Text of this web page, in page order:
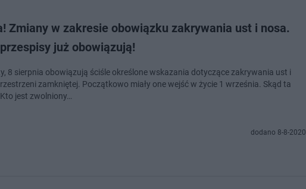
Zmiany w zakresie obowiązku zakrywania ust i nosa.
już obowiązują!
8 sierpnia obowiązują ściśle określone wskazania dotyczące zakrywania ust i
zamkniętej. Początkowo miały one wejść w życie 1 września. Skąd ta
jest zwolniony…
dodano 8-8-2020